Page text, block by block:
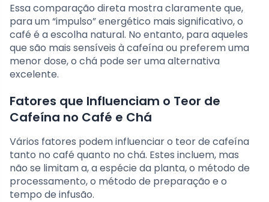
Essa comparação direta mostra claramente que,
para um “impulso” energético mais significativo, o
café é a escolha natural. No entanto, para aqueles
que são mais sensíveis à cafeína ou preferem uma
menor dose, o chá pode ser uma alternativa
excelente.
Fatores que Influenciam o Teor de
Cafeína no Café e Chá
Vários fatores podem influenciar o teor de cafeína
tanto no café quanto no chá. Estes incluem, mas
não se limitam a, a espécie da planta, o método de
processamento, o método de preparação e o
tempo de infusão.